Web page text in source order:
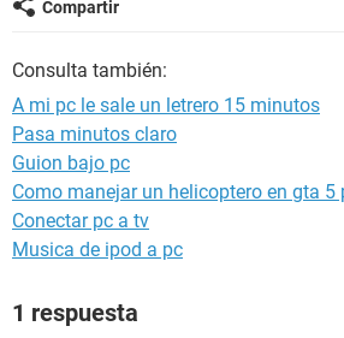
Compartir
Consulta también:
A mi pc le sale un letrero 15 minutos
Pasa minutos claro
Guion bajo pc
Como manejar un helicoptero en gta 5
Conectar pc a tv
Musica de ipod a pc
1 respuesta